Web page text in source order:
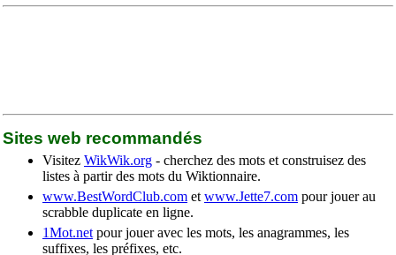
Sites web recommandés
Visitez WikWik.org - cherchez des mots et construisez des
listes à partir des mots du Wiktionnaire.
www.BestWordClub.com et www.Jette7.com pour jouer au
scrabble duplicate en ligne.
1Mot.net pour jouer avec les mots, les anagrammes, les
suffixes, les préfixes, etc.